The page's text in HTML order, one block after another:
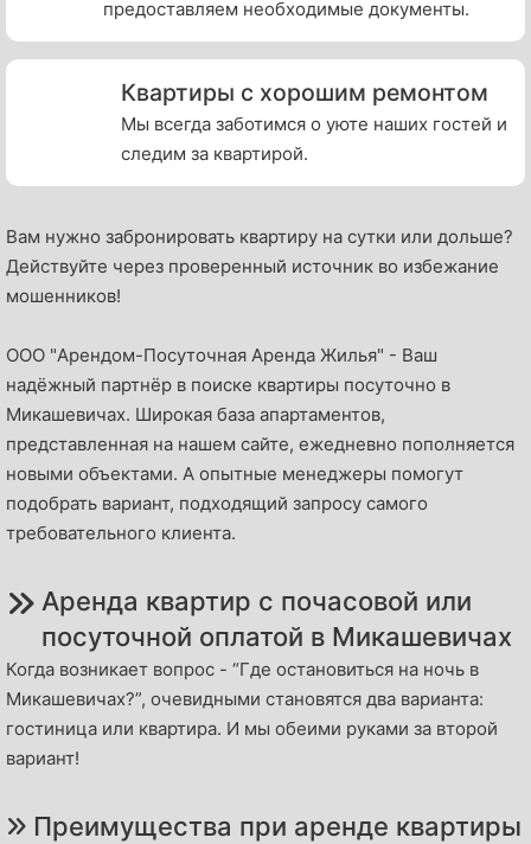
предоставляем необходимые документы.
Квартиры с хорошим ремонтом
Мы всегда заботимся о уюте наших гостей и
следим за квартирой.
Вам нужно забронировать квартиру на сутки или дольше?
Действуйте через проверенный источник во избежание
мошенников!
OOO "Арендом-Посуточная Аренда Жилья" - Ваш
надёжный партнёр в поиске квартиры посуточно в
Микашевичах. Широкая база апартаментов,
представленная на нашем сайте, ежедневно пополняется
новыми объектами. А опытные менеджеры помогут
подобрать вариант, подходящий запросу самого
требовательного клиента.
Аренда квартир с почасовой или
посуточной оплатой в Микашевичах
Когда возникает вопрос - “Где остановиться на ночь в
Микашевичах?”, очевидными становятся два варианта:
гостиница или квартира. И мы обеими руками за второй
вариант!
Преимущества при аренде квартиры